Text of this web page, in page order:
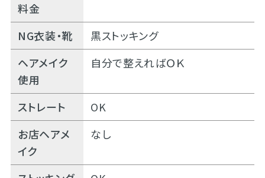
料金
NG衣装・靴
黒ストッキング
ヘアメイク
使用
自分で整えればＯＫ
ストレート
OK
お店ヘアメ
イク
なし